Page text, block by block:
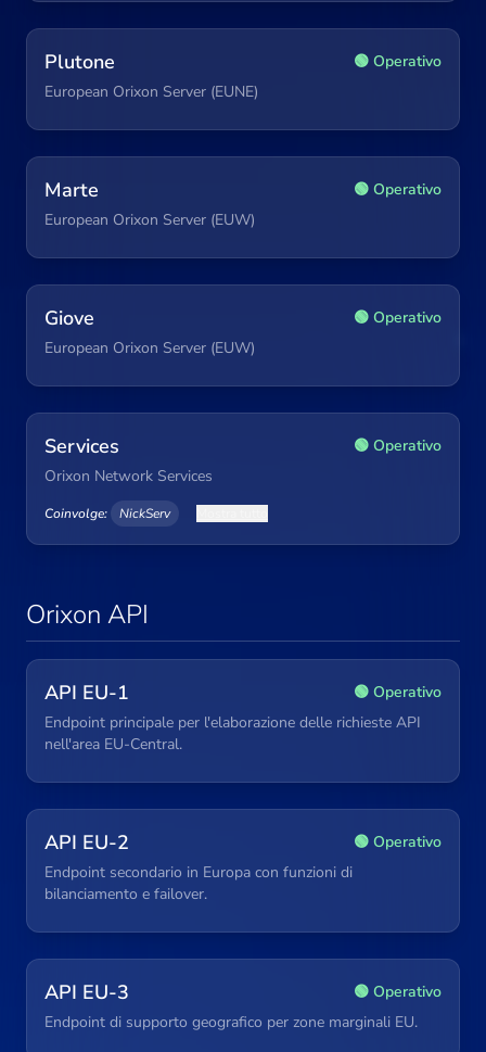
Plutone
🟢 Operativo
European Orixon Server (EUNE)
Marte
🟢 Operativo
European Orixon Server (EUW)
Giove
🟢 Operativo
European Orixon Server (EUW)
Services
🟢 Operativo
Orixon Network Services
Coinvolge: NickServ
Orixon API
API EU-1
🟢 Operativo
Endpoint principale per l'elaborazione delle richieste API
nell'area EU-Central.
API EU-2
🟢 Operativo
Endpoint secondario in Europa con funzioni di
bilanciamento e failover.
API EU-3
🟢 Operativo
Endpoint di supporto geografico per zone marginali EU.